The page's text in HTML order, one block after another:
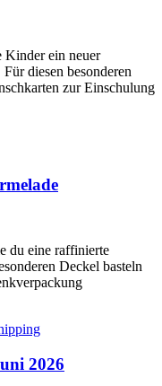
Kinder ein neuer
diesen besonderen
zur Einschulung
du eine raffinierte
Deckel basteln
2026